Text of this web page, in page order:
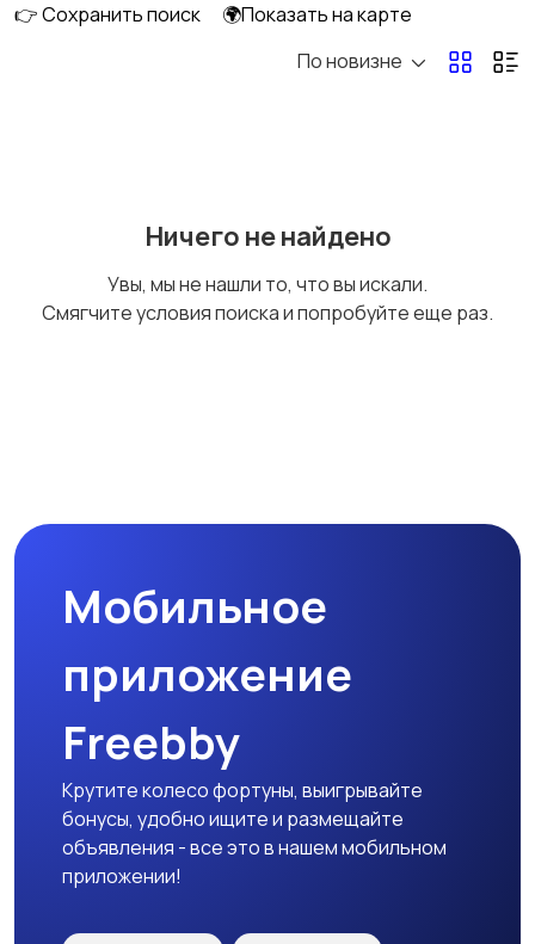
Аксессуары
стабилизаторы
оборудование
👉 Сохранить поиск
🌍Показать на карте
По новизне
Ничего не найдено
Увы, мы не нашли то, что вы искали.
Смягчите условия поиска и попробуйте еще раз.
Мобильное
приложение
Freebby
Крутите колесо фортуны, выигрывайте
бонусы, удобно ищите и размещайте
объявления - все это в нашем мобильном
приложении!